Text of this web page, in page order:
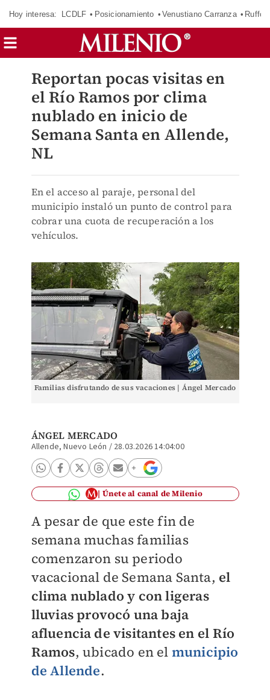
Hoy interesa: LCDLF Posicionamiento Venustiano Carranza Ruffo
Reportan pocas visitas en
el Río Ramos por clima
nublado en inicio de
Semana Santa en Allende,
NL
En el acceso al paraje, personal del
municipio instaló un punto de control para
cobrar una cuota de recuperación a los
vehículos.
Familias disfrutando de sus vacaciones | Ángel Mercado
ÁNGEL MERCADO
Allende, Nuevo León / 28.03.2026 14:04:00
Únete al canal de Milenio
A pesar de que este fin de
semana muchas familias
comenzaron su periodo
vacacional de Semana Santa, el
clima nublado y con ligeras
lluvias provocó una baja
afluencia de visitantes en el Río
Ramos, ubicado en el municipio
de Allende.